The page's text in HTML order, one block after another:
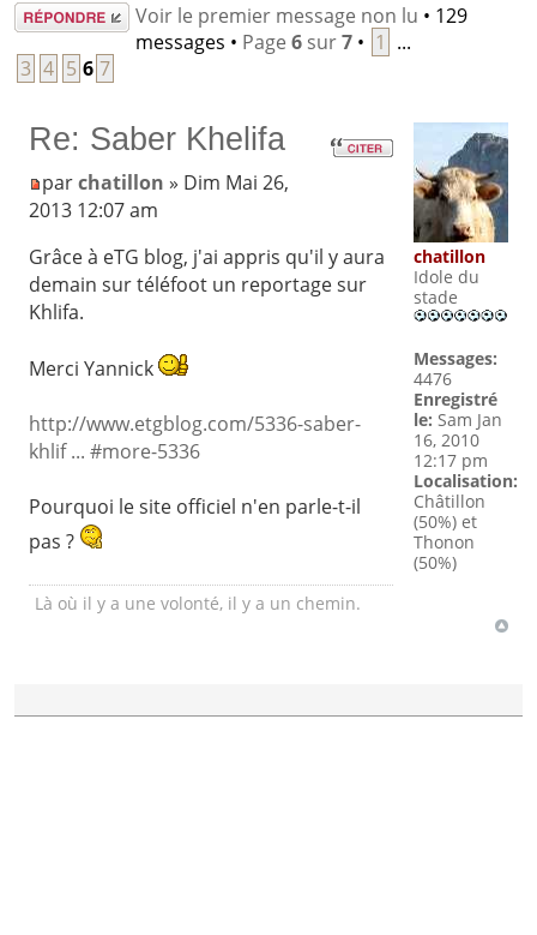
Répondre Voir le premier message non lu • 129
messages • Page 6sur7• 1 ...
3 4 5 6 7
Re: Saber Khelifa
parchatillon » Dim Mai 26,
2013 12:07 am
Grâce à eTG blog, j'ai appris qu'il y aura
demain sur téléfoot un reportage sur
Khlifa.
Merci Yannick
http://www.etgblog.com/5336-saber-
khlif ... #more-5336
Pourquoi le site officiel n'en parle-t-il
pas ?
Là où il y a une volonté, il y a un chemin.
chatillon
Idole du
stade
Messages:
4476
Enregistré
le: Sam Jan
16, 2010
12:17 pm
Localisation:
Châtillon
(50%) et
Thonon
(50%)